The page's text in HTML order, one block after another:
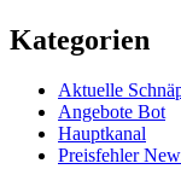
Kategorien
Aktuelle
Angebote Bot
Hauptkanal
Preisfehler